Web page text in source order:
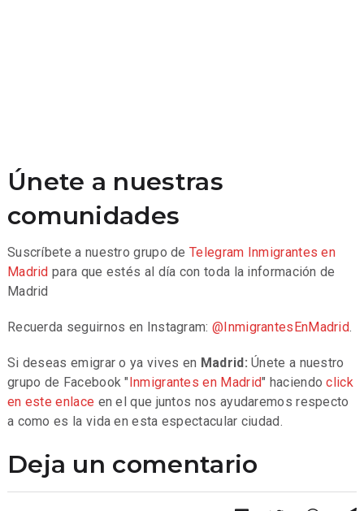
Únete a nuestras
comunidades
Suscríbete a nuestro grupo deTelegram Inmigrantes en
Madrid para que estés al día con toda la información de
Madrid
Recuerda seguirnos en Instagram: @InmigrantesEnMadrid.
Si deseas emigrar o ya vives en Madrid:Únete a nuestro
grupo de Facebook " Inmigrantes en Madrid" haciendoclick
en este enlace en el que juntos nos ayudaremos respecto
a como es la vida en esta espectacular ciudad.
Deja un comentario